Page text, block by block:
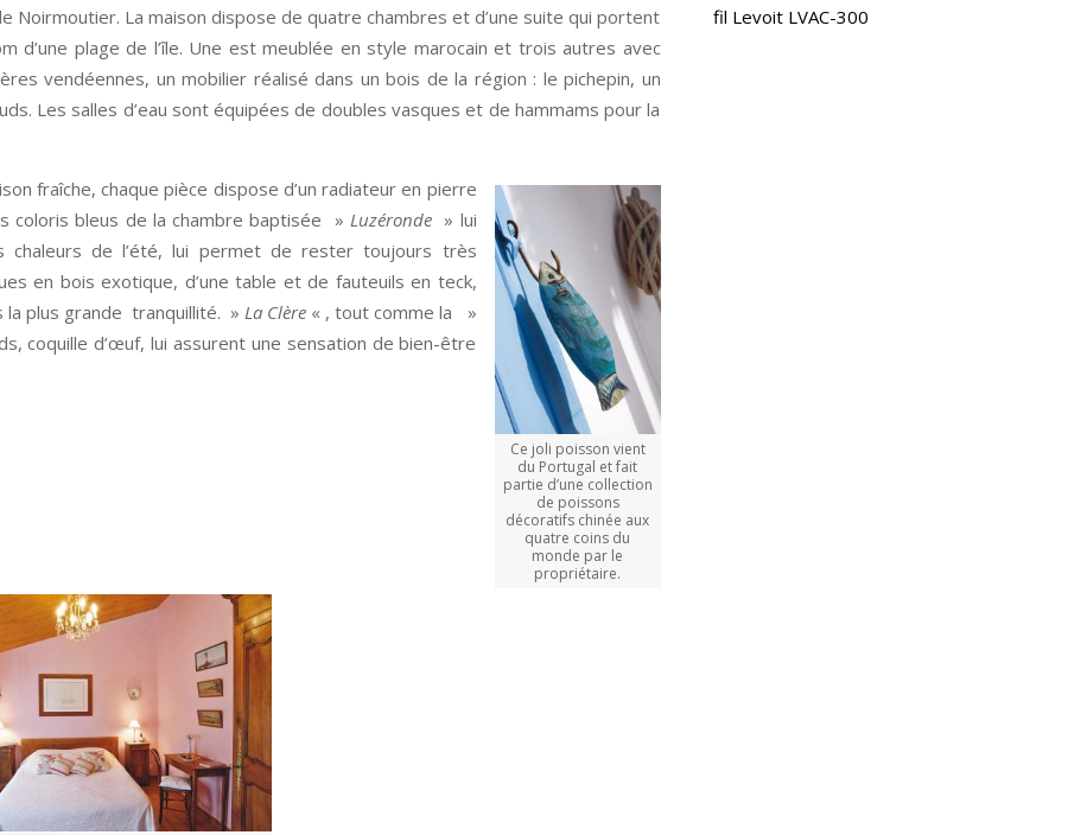
Noirmoutier. La maison dispose de quatre chambres et d’une suite qui portent
d’une plage de l’île. Une est meublée en style marocain et trois autres avec
vendéennes, un mobilier réalisé dans un bois de la région : le pichepin, un
Les salles d’eau sont équipées de doubles vasques et de hammams pour la
Ce joli poisson vient
du Portugal et fait
partie d’une collection
de poissons
décoratifs chinée aux
quatre coins du
monde par le
propriétaire.
fraîche, chaque pièce dispose d’un radiateur en pierre
coloris bleus de la chambre baptisée » Luzéronde» lui
chaleurs de l’été, lui permet de rester toujours très
en bois exotique, d’une table et de fauteuils en teck,
la plus grande tranquillité. » La Clère « , tout comme la »
coquille d’œuf, lui assurent une sensation de bien-être
fil Levoit LVAC-300